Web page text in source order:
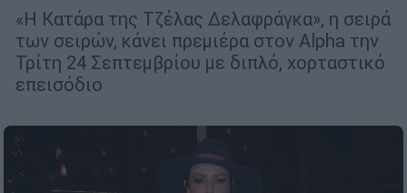
«Η Κατάρα της Τζέλας Δελαφράγκα», η σειρά
των σειρών, κάνει πρεμιέρα στον Alpha την
Τρίτη 24 Σεπτεμβρίου με διπλό, χορταστικό
επεισόδιο